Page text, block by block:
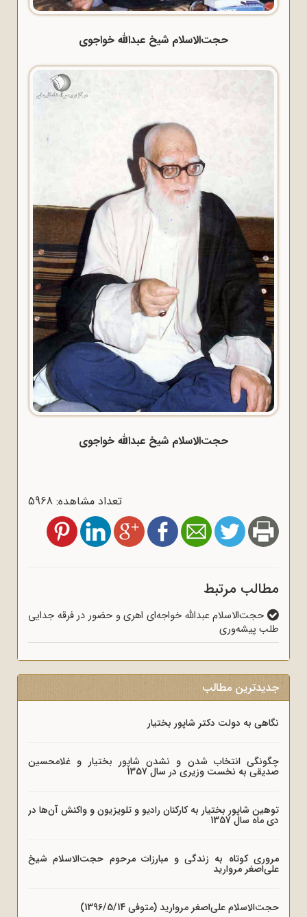
حجت‌الاسلام شیخ عبدالله خواجوی
حجت‌الاسلام شیخ عبدالله خواجوی
تعداد مشاهده: 5968
مطالب مرتبط
حجت‌الاسلام عبدالله خواجه‌ای اهری و حضور در فرقه جدایی
طلب پیشه‌وری
جدیدترین مطالب
نگاهی به دولت دکتر شاپور بختیار
چگونگی انتخاب شدن و نشدن شاپور بختیار و غلامحسین
صدیقی به نخست وزیری در سال 1357
توهین شاپور بختیار به کارکنان رادیو و تلویزیون و واکنش آن‌ها در
دی ماه سال 1357
مروری کوتاه به زندگی و مبارزات مرحوم حجت‌الاسلام شیخ
علی‌اصغر مروارید
حجت‌الاسلام علی‌اصغر مروارید (متوفی 1396/5/14)